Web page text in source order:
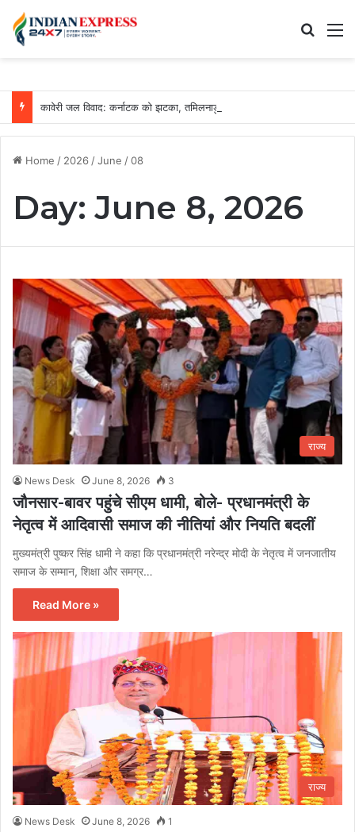
Home / 2026/June /08
Day:June 8, 2026
राज्य
News Desk June 8, 2026 3
जौनसार-बावर पहुंचे सीएम धामी, बोले- प्रधानमंत्री के
नेतृत्व में आदिवासी समाज की नीतियां और नियति बदलीं
मुख्यमंत्री पुष्कर सिंह धामी ने कहा कि प्रधानमंत्री नरेन्द्र मोदी के नेतृत्व में जनजातीय
समाज के सम्मान, शिक्षा और समग्र…
Read More »
राज्य
News Desk June 8, 2026 1